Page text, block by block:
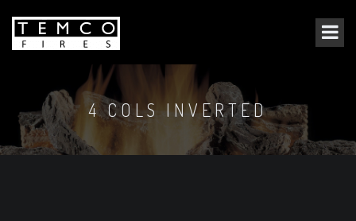
4 COLS INVERTED